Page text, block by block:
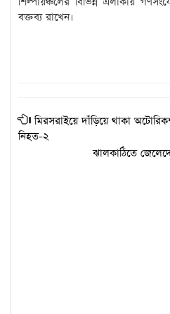
বক্তব্য রাখেন।
মিরসরাইয়ে দাঁড়িয়ে থাকা
নিহত-২
ঝালকাঠিতে